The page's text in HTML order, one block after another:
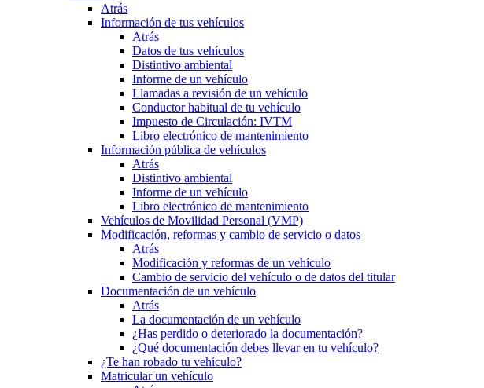
Atrás
Información de tus vehículos
Atrás
Datos de tus vehículos
Distintivo ambiental
Informe de un vehículo
Llamadas a revisión de un vehículo
Conductor habitual de tu vehículo
Impuesto de Circulación: IVTM
Libro electrónico de mantenimiento
Información pública de vehículos
Atrás
Distintivo ambiental
Informe de un vehículo
Libro electrónico de mantenimiento
Vehículos de Movilidad Personal (VMP)
Modificación, reformas y cambio de servicio o datos
Atrás
Modificación y reformas de un vehículo
Cambio de servicio del vehículo o de datos del titular
Documentación de un vehículo
Atrás
La documentación de un vehículo
¿Has perdido o deteriorado la documentación?
¿Qué documentación debes llevar en tu vehículo?
¿Te han robado tu vehículo?
Matricular un vehículo